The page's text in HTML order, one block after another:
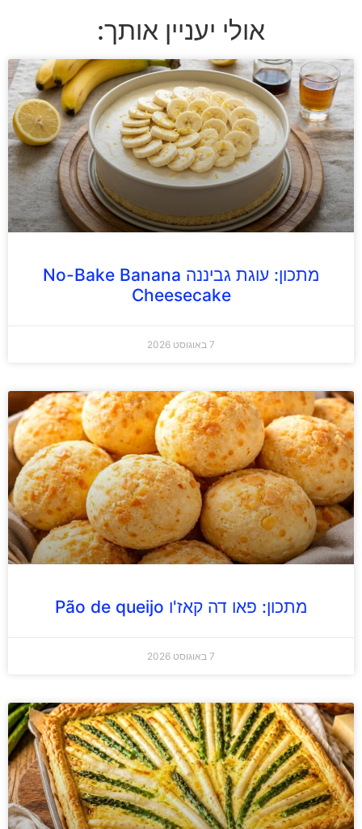
אולי יעניין אותך:
מתכון: עוגת גביננה No-Bake Banana
Cheesecake
7 באוגוסט 2026
מתכון: פאו דה קאז'ו Pão de queijo
7 באוגוסט 2026